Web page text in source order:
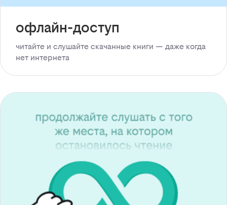
офлайн-доступ
читайте и слушайте скачанные книги — даже когда
нет интернета